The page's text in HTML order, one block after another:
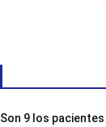
Son 9 los